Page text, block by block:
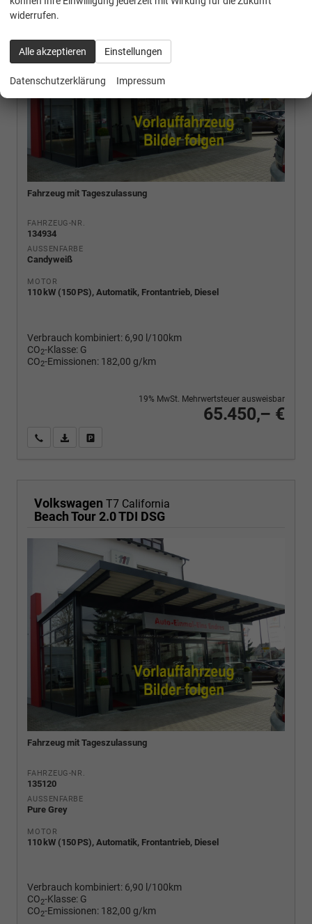
Fahrzeug mit Tageszulassung
FAHRZEUG-NR.
134934
AUSSENFARBE
Candyweiß
MOTOR
110 kW (150 PS), Automatik, Frontantrieb, Diesel
Verbrauch kombiniert: 6,90 l/100km
CO2-Klasse: G
CO2-Emissionen: 182,00 g/km
65.450,– €
19% MwSt. Mehrwertsteuer ausweisbar
Wir rufen Sie anPDF-Fahrzeugexposé drucken
Volkswagen T7 California
Beach Tour 2.0 TDI DSG
Fahrzeug mit Tageszulassung
FAHRZEUG-NR.
135120
AUSSENFARBE
Pure Grey
MOTOR
110 kW (150 PS), Automatik, Frontantrieb, Diesel
Verbrauch kombiniert: 6,90 l/100km
CO2-Klasse: G
CO2-Emissionen: 182,00 g/km
widerrufen.
Alle akzeptieren Einstellungen
Datenschutzerklärung Impressum